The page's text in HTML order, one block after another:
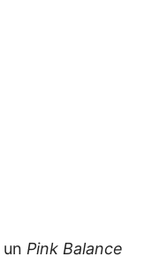
un Pink Balance